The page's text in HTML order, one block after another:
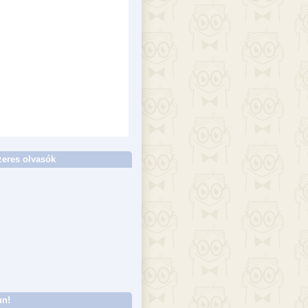
olvasók